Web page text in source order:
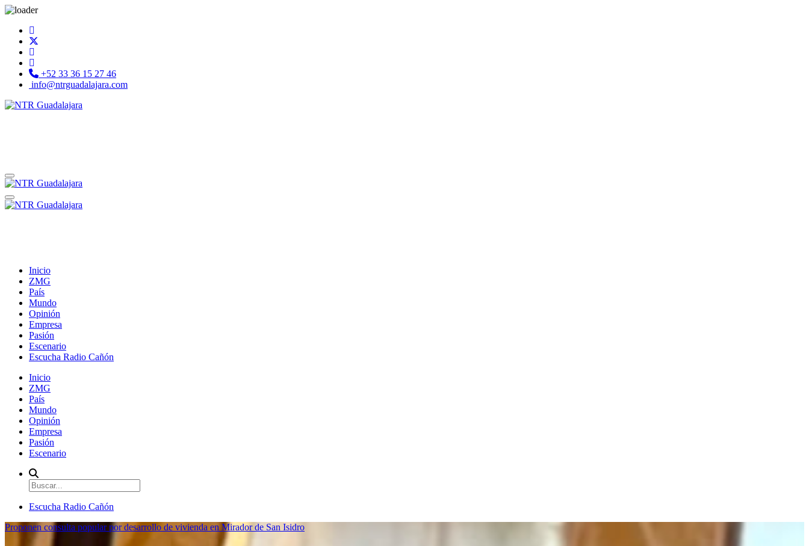
+52 33 36 15 27 46
info@ntrguadalajara.com
Inicio
ZMG
País
Mundo
Opinión
Empresa
Pasión
Escenario
Escucha Radio Cañón
Inicio
ZMG
País
Mundo
Opinión
Empresa
Pasión
Escenario
Escucha Radio Cañón
Proponen consulta popular por desarrollo de vivienda en Mirador de San Isidro